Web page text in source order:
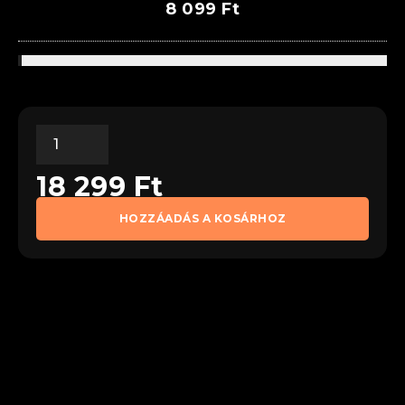
8 099 Ft
HOZZÁADÁS A KOSÁRHOZ
18 299 Ft